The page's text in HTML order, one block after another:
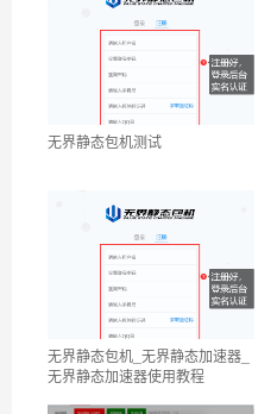
无界静态包机测试
无界静态包机_无界静态加速器_
无界静态加速器使用教程